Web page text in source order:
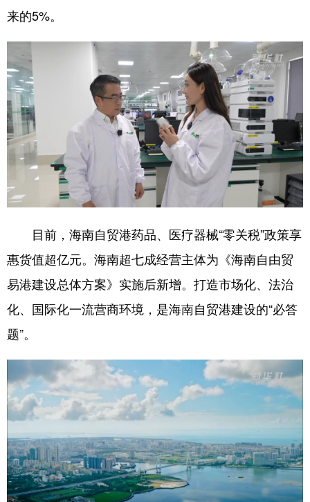
来的5%。
目前，海南自贸港药品、医疗器械“零关税”政策享
惠货值超亿元。海南超七成经营主体为《海南自由贸
易港建设总体方案》实施后新增。打造市场化、法治
化、国际化一流营商环境，是海南自贸港建设的“必答
题”。